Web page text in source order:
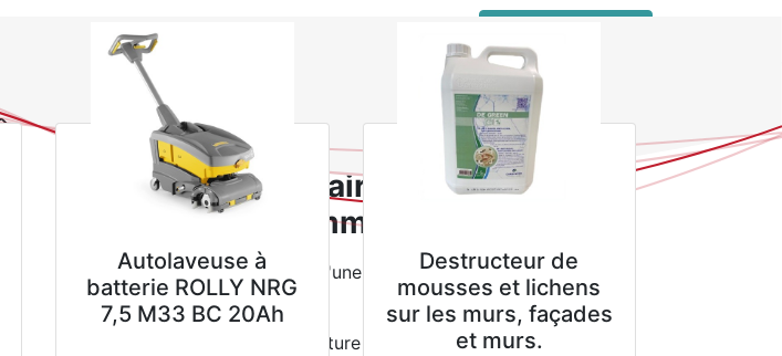
Tous les produits
Assiettes triangulaires couleur craie Olympia Kiln 165mm (lot de 6)
Assiettes triangulaires couleur craie
Olympia Kiln 165mm (lot de 6)
Le bord tracé à la main diffère d'une pièce à l'autre, pour un rendu
artisanal
La vitrification apporte de la texture à la finition
Autolaveuse à
batterie ROLLY NRG
7,5 M33 BC 20Ah
Destructeur de
mousses et lichens
sur les murs, façades
et murs.